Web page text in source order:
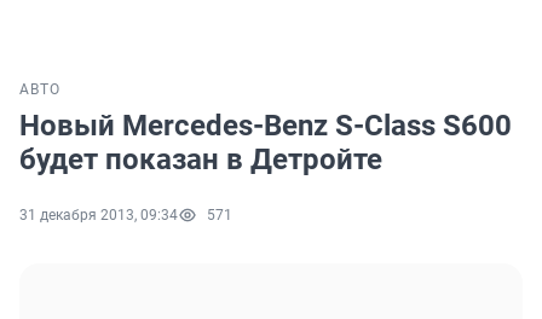
АВТО
Новый Mercedes-Benz S-Class S600
будет показан в Детройте
31 декабря 2013, 09:34 571